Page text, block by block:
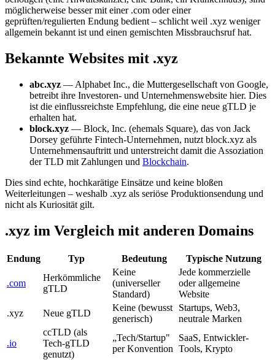
möglicherweise besser mit einer .com oder einer
geprüften/regulierten Endung bedient – schlicht weil .xyz weniger
allgemein bekannt ist und einen gemischten Missbrauchsruf hat.
Bekannte Websites mit .xyz
abc.xyz — Alphabet Inc., die Muttergesellschaft von Google,
betreibt ihre Investoren- und Unternehmenswebsite hier. Dies
ist die einflussreichste Empfehlung, die eine neue gTLD je
erhalten hat.
block.xyz — Block, Inc. (ehemals Square), das von Jack
Dorsey geführte Fintech-Unternehmen, nutzt block.xyz als
Unternehmensauftritt und unterstreicht damit die Assoziation
der TLD mit Zahlungen und Blockchain.
Dies sind echte, hochkarätige Einsätze und keine bloßen
Weiterleitungen – weshalb .xyz als seriöse Produktionsendung und
nicht als Kuriosität gilt.
.xyz im Vergleich mit anderen Domains
Endung Typ Bedeutung Typische Nutzung
.com
Herkömmliche
gTLD
Keine
(universeller
Standard)
Jede kommerzielle
oder allgemeine
Website
.xyz
Neue gTLD
Keine (bewusst
generisch)
Startups, Web3,
neutrale Marken
.io
ccTLD (als
Tech-gTLD
genutzt)
„Tech/Startup"
per Konvention
SaaS, Entwickler-
Tools, Krypto